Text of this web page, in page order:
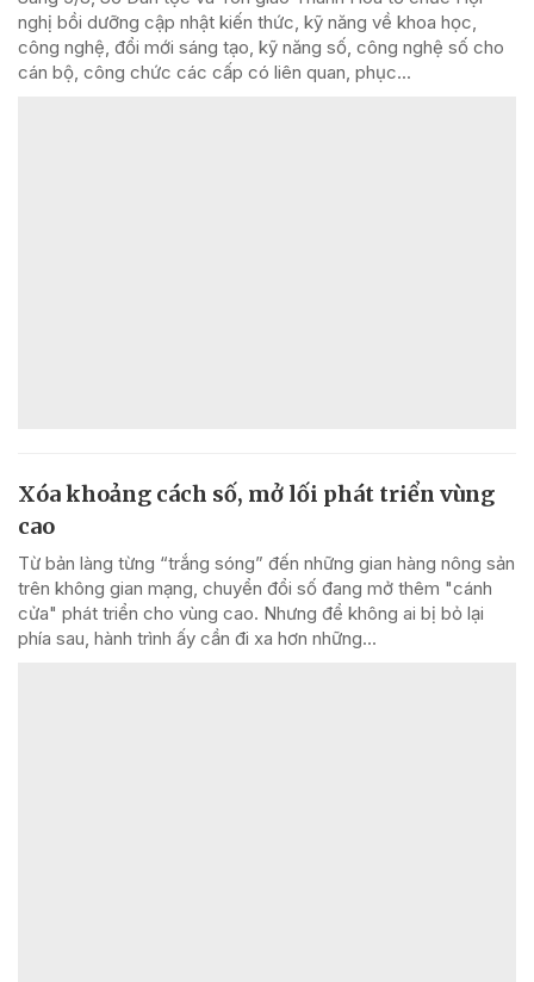
nghị bồi dưỡng cập nhật kiến thức, kỹ năng về khoa học,
công nghệ, đổi mới sáng tạo, kỹ năng số, công nghệ số cho
cán bộ, công chức các cấp có liên quan, phục...
Xóa khoảng cách số, mở lối phát triển vùng
cao
Từ bản làng từng “trắng sóng” đến những gian hàng nông sản
trên không gian mạng, chuyển đổi số đang mở thêm "cánh
cửa" phát triển cho vùng cao. Nhưng để không ai bị bỏ lại
phía sau, hành trình ấy cần đi xa hơn những...